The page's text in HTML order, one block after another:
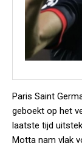
Paris Saint
geboekt op het
laatste tijd
Motta nam vlak